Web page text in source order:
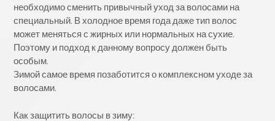
необходимо сменить привычный уход за волосами на
специальный. В холодное время года даже тип волос
может меняться с жирных или нормальных на сухие.
Поэтому и подход к данному вопросу должен быть
особым.
Зимой самое время позаботится о комплексном уходе за
волосами.
Как защитить волосы в зиму: